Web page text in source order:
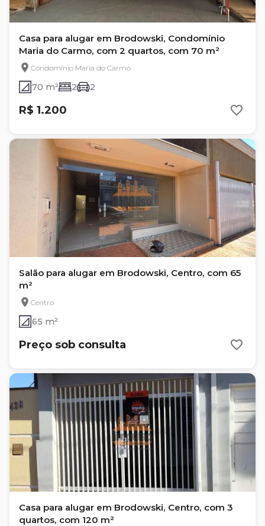
Casa para alugar em Brodowski, Condomínio
Maria do Carmo, com 2 quartos, com 70 m²
Condomínio Maria do Carmo
70 m² 2 2
R$ 1.200
Salão para alugar em Brodowski, Centro, com 65
m²
Centro
65 m²
Preço sob consulta
Casa para alugar em Brodowski, Centro, com 3
quartos, com 120 m²